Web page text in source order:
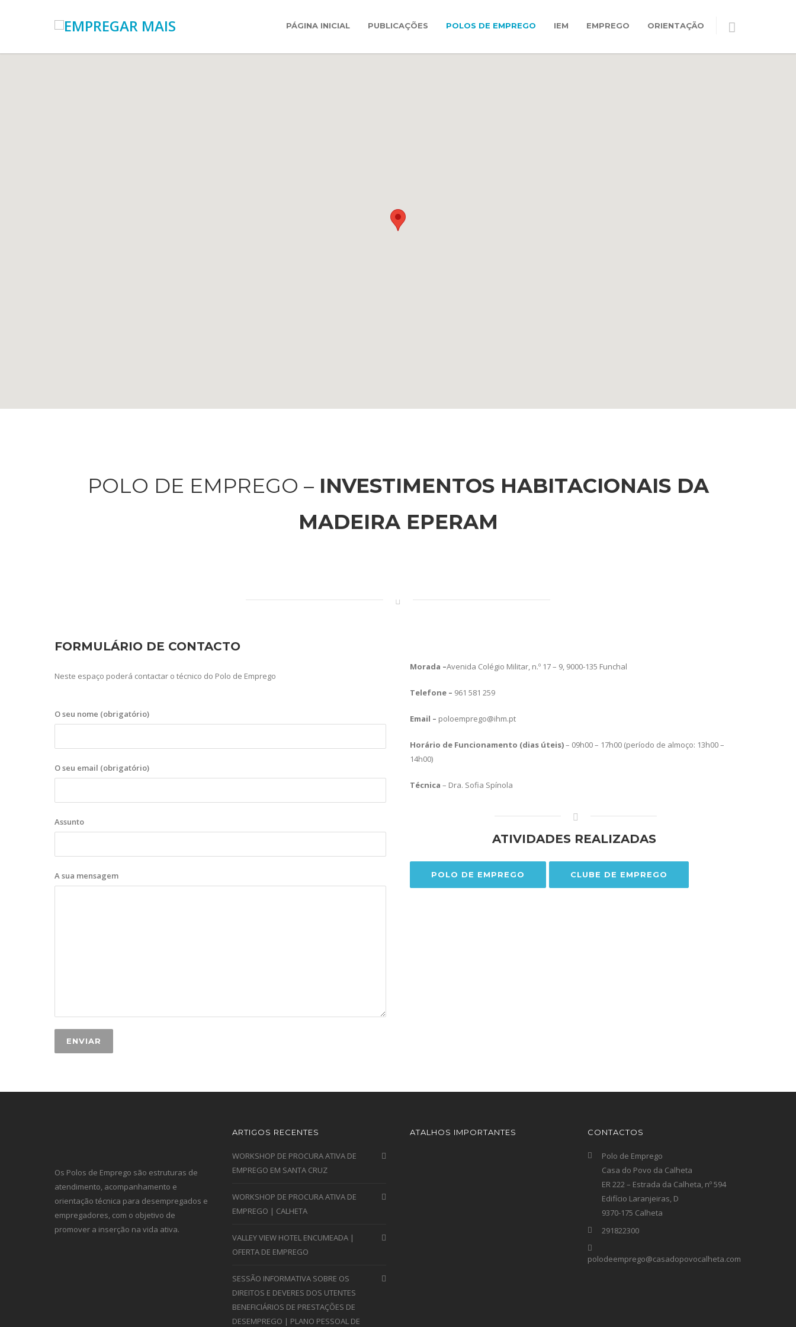
PÁGINA INICIAL PUBLICAÇÕES POLOS DE EMPREGO IEM EMPREGO ORIENTAÇÃO
POLO DE EMPREGO – INVESTIMENTOS HABITACIONAIS DA
MADEIRA EPERAM
FORMULÁRIO DE CONTACTO
Neste espaço poderá contactar o técnico do Polo de Emprego
O seu nome (obrigatório)
O seu email (obrigatório)
Assunto
A sua mensagem
Morada –Avenida Colégio Militar, n.º 17 – 9, 9000-135 Funchal
Telefone – 961 581 259
Email – poloemprego@ihm.pt
Horário de Funcionamento (dias úteis)– 09h00 – 17h00 (período de almoço: 13h00 –
14h00)
Técnica – Dra. Sofia Spínola
ATIVIDADES REALIZADAS
POLO DE EMPREGO CLUBE DE EMPREGO
Os Polos de Emprego são estruturas de
atendimento, acompanhamento e
orientação técnica para desempregados e
empregadores, com o objetivo de
promover a inserção na vida ativa.
ARTIGOS RECENTES
WORKSHOP DE PROCURA ATIVA DE
EMPREGO EM SANTA CRUZ
WORKSHOP DE PROCURA ATIVA DE
EMPREGO | CALHETA
VALLEY VIEW HOTEL ENCUMEADA |
OFERTA DE EMPREGO
SESSÃO INFORMATIVA SOBRE OS
DIREITOS E DEVERES DOS UTENTES
BENEFICIÁRIOS DE PRESTAÇÕES DE
DESEMPREGO | PLANO PESSOAL DE
ATALHOS IMPORTANTES CONTACTOS
Polo de Emprego
Casa do Povo da Calheta
ER 222 – Estrada da Calheta, nº 594
Edifício Laranjeiras, D
9370-175 Calheta
291822300
polodeemprego@casadopovocalheta.com